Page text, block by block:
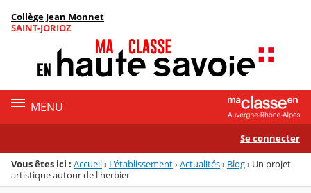
Menu de la rubrique
Contenu
Collège Jean Monnet
SAINT-JORIOZ
MENU
Se connecter
Vous êtes ici : Accueil› L'établissement›Actualités› Blog› Un projet
artistique autour de l'herbier